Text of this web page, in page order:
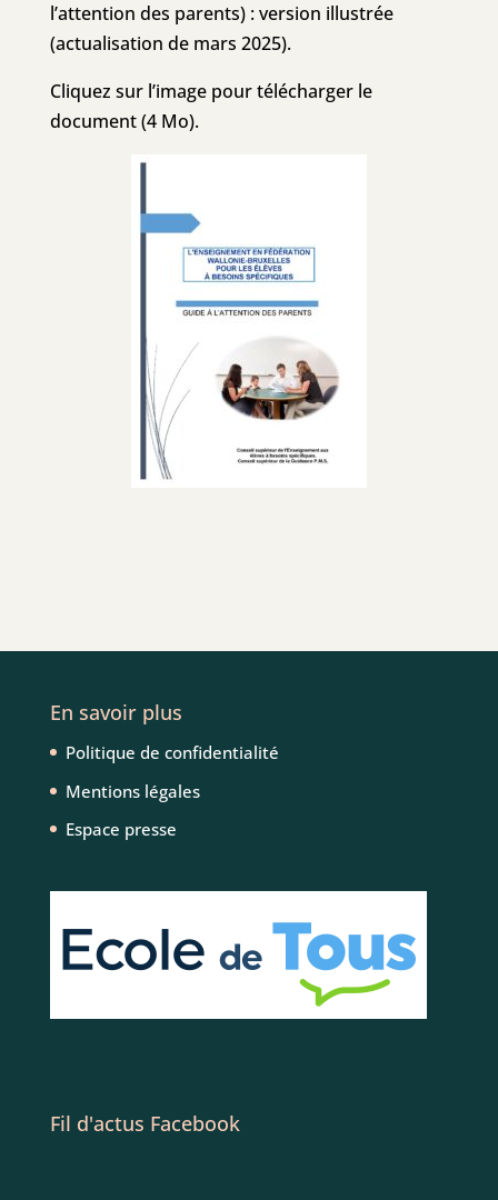
l’attention des parents) : version illustrée
(actualisation de mars 2025).
Cliquez sur l’image pour télécharger le
document (4 Mo).
En savoir plus
Politique de confidentialité
Mentions légales
Espace presse
Fil d'actus Facebook